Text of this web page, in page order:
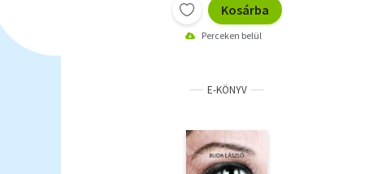
Kosárba
Perceken belül
E-KÖNYV